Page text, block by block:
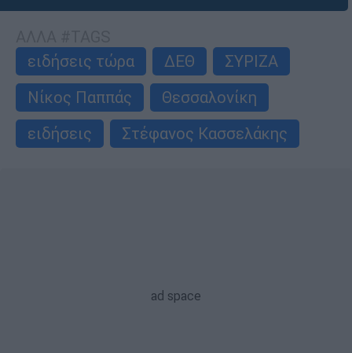
ειδήσεις τώρα
ΔΕΘ
ΣΥΡΙΖΑ
Νίκος Παππάς
Θεσσαλονίκη
ειδήσεις
Στέφανος Κασσελάκης